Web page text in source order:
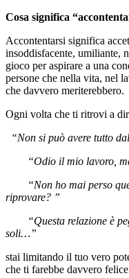
Cosa significa
Accontentarsi significa
insoddisfacente, umiliante,
gioco per aspirare a una
persone che nella vita, nel
che davvero meriterebbero.
Ogni volta che ti ritrovi a
“Non si può avere tutto
“Odio il mio lavoro, ma
“Non ho mai perso
riprovare? ”
“Questa relazione è
soli…”
stai limitando il tuo vero
che ti farebbe davvero